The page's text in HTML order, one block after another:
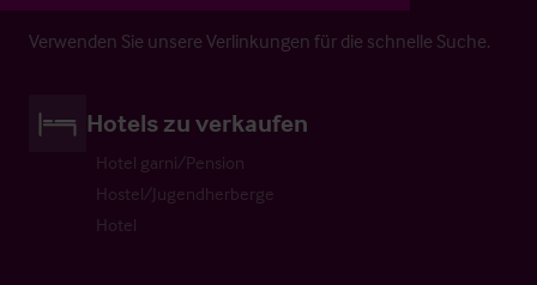
Verwenden Sie unsere Verlinkungen für die schnelle Suche.
Hotels zu verkaufen
Hotel garni/Pension
Hostel/Jugendherberge
Hotel